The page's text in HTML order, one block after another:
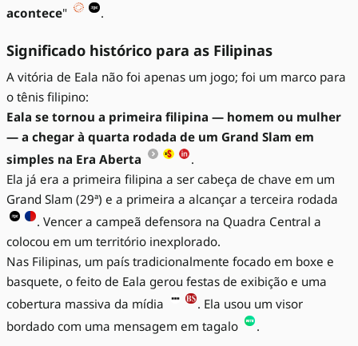
acontece" .
Significado histórico para as Filipinas
A vitória de Eala não foi apenas um jogo; foi um marco para
o tênis filipino:
Eala se tornou a primeira filipina — homem ou mulher
— a chegar à quarta rodada de um Grand Slam em
simples na Era Aberta
.
Ela já era a primeira filipina a ser cabeça de chave em um
Grand Slam (29ª) e a primeira a alcançar a terceira rodada
. Vencer a campeã defensora na Quadra Central a
colocou em um território inexplorado.
Nas Filipinas, um país tradicionalmente focado em boxe e
basquete, o feito de Eala gerou festas de exibição e uma
cobertura massiva da mídia
. Ela usou um visor
bordado com uma mensagem em tagalo
.